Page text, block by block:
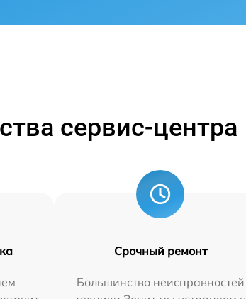
сервис-центра
Срочный ремонт
Большинство неисправностей